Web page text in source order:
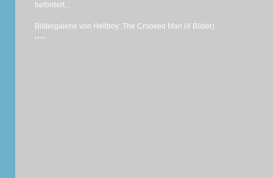
befördert...
Bildergalerie von Hellboy: The Crooked Man (4 Bilder)